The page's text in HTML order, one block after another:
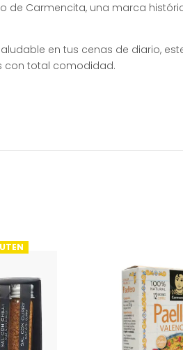
de Carmencita, una marca
en tus cenas de diario,
con total comodidad.